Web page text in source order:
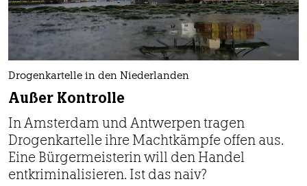
Drogenkartelle in den Niederlanden
Außer Kontrolle
In Amsterdam und Antwerpen tragen
Drogenkartelle ihre Machtkämpfe offen aus.
Eine Bürgermeisterin will den Handel
entkriminalisieren. Ist das naiv?